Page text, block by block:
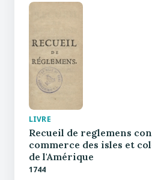
LIVRE
Recueil de reglemens
commerce des isles et
de l'Amérique
1744